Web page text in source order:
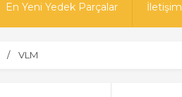
En Yeni Yedek Parçalar İletişim
VLM